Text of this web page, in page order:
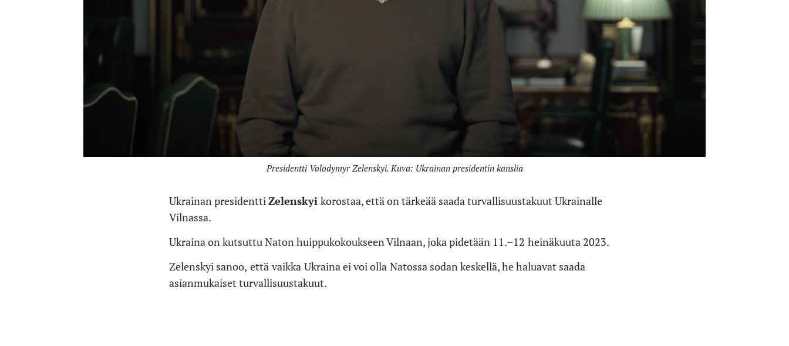
Presidentti Volodymyr Zelenskyi. Kuva: Ukrainan presidentin kanslia
Ukrainan presidenttiZelenskyi korostaa, että on tärkeää saada turvallisuustakuut Ukrainalle
Vilnassa.
Ukraina on kutsuttu Naton huippukokoukseen Vilnaan, joka pidetään 11.–12 heinäkuuta 2023.
Zelenskyisanoo, että vaikka Ukraina ei voi olla Natossa sodan keskellä, he haluavat saada
asianmukaiset turvallisuustakuut.